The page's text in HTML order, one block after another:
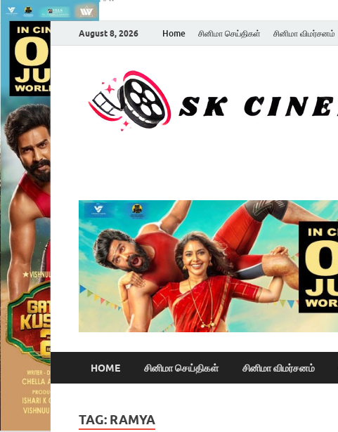
August 8, 2026 Home சினிமா செய்திகள் சினிமா விமர்சனம்
HOME சினிமா செய்திகள் சினிமா விமர்சனம்
TAG: RAMYA